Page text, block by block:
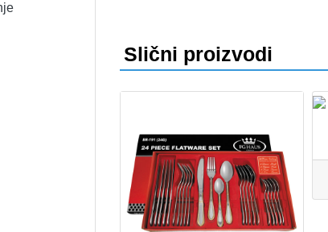
fisherelektronik@gmail.com Prijava
Slični proizvodi